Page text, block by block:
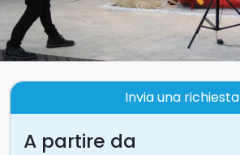
Invia una richiesta
A partire da